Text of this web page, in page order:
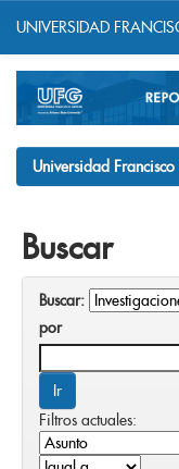
navigation
UNIVERSIDAD
Universidad
Buscar
Buscar:
por
Filtros actuales: